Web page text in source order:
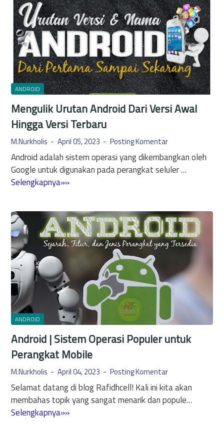
n
y
a
a
n
M
n
o
r
d
e
n
a
n
B
e
r
a
p
i
u
r
B
a
r
u
y
a
r
t
i
a
n
M
e
g
e
n
i
S
u
r
i
t
y
B
r
o
m
M
o
A
n
d
ANDROID
Mengulik Urutan Android Dari Versi Awal
Hingga Versi Terbaru
M.Nurkholis April 05, 2023 Posting Komentar
Android adalah sistem operasi yang dikembangkan oleh
Google untuk digunakan pada perangkat seluler …
Selengkapnya»»
g
u
l
U
u
t
a
n
A
n
d
r
o
ANDROID
Android | Sistem Operasi Populer untuk
Perangkat Mobile
M.Nurkholis April 04, 2023 Posting Komentar
Selamat datang di blog Rafidhcell! Kali ini kita akan
membahas topik yang sangat menarik dan popule…
Selengkapnya»»